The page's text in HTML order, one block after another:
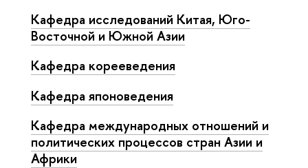
Кафедра исследований Китая, Юго-
Восточной и Южной Азии
Кафедра корееведения
Кафедра японоведения
Кафедра международных отношений и
политических процессов стран Азии и
Африки